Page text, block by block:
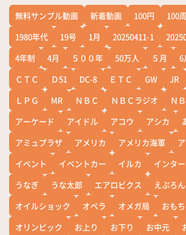
無料サンプル動画 新着動画 100円 100
1980年代
19号 1月 20250411-1
4年制
4月 ５００年 50万人 ５月 6
ＣＴＣ
Ｄ51 DC-8 ＥＴＣ GW JR
ＬＰＧ
MR ＮＢＣ ＮＢＣラジオ Ｎ
アーケード
アイドル アコウ アシカ
アミュプラザ
アメリカ アメリカ海軍
イベント
イベントカー イルカ インタ
うなぎ
うな太郎 エアロビクス えぷろん
オイルショック
オペラ オメガ局 おも
オリンピック
お上り お下り お中元